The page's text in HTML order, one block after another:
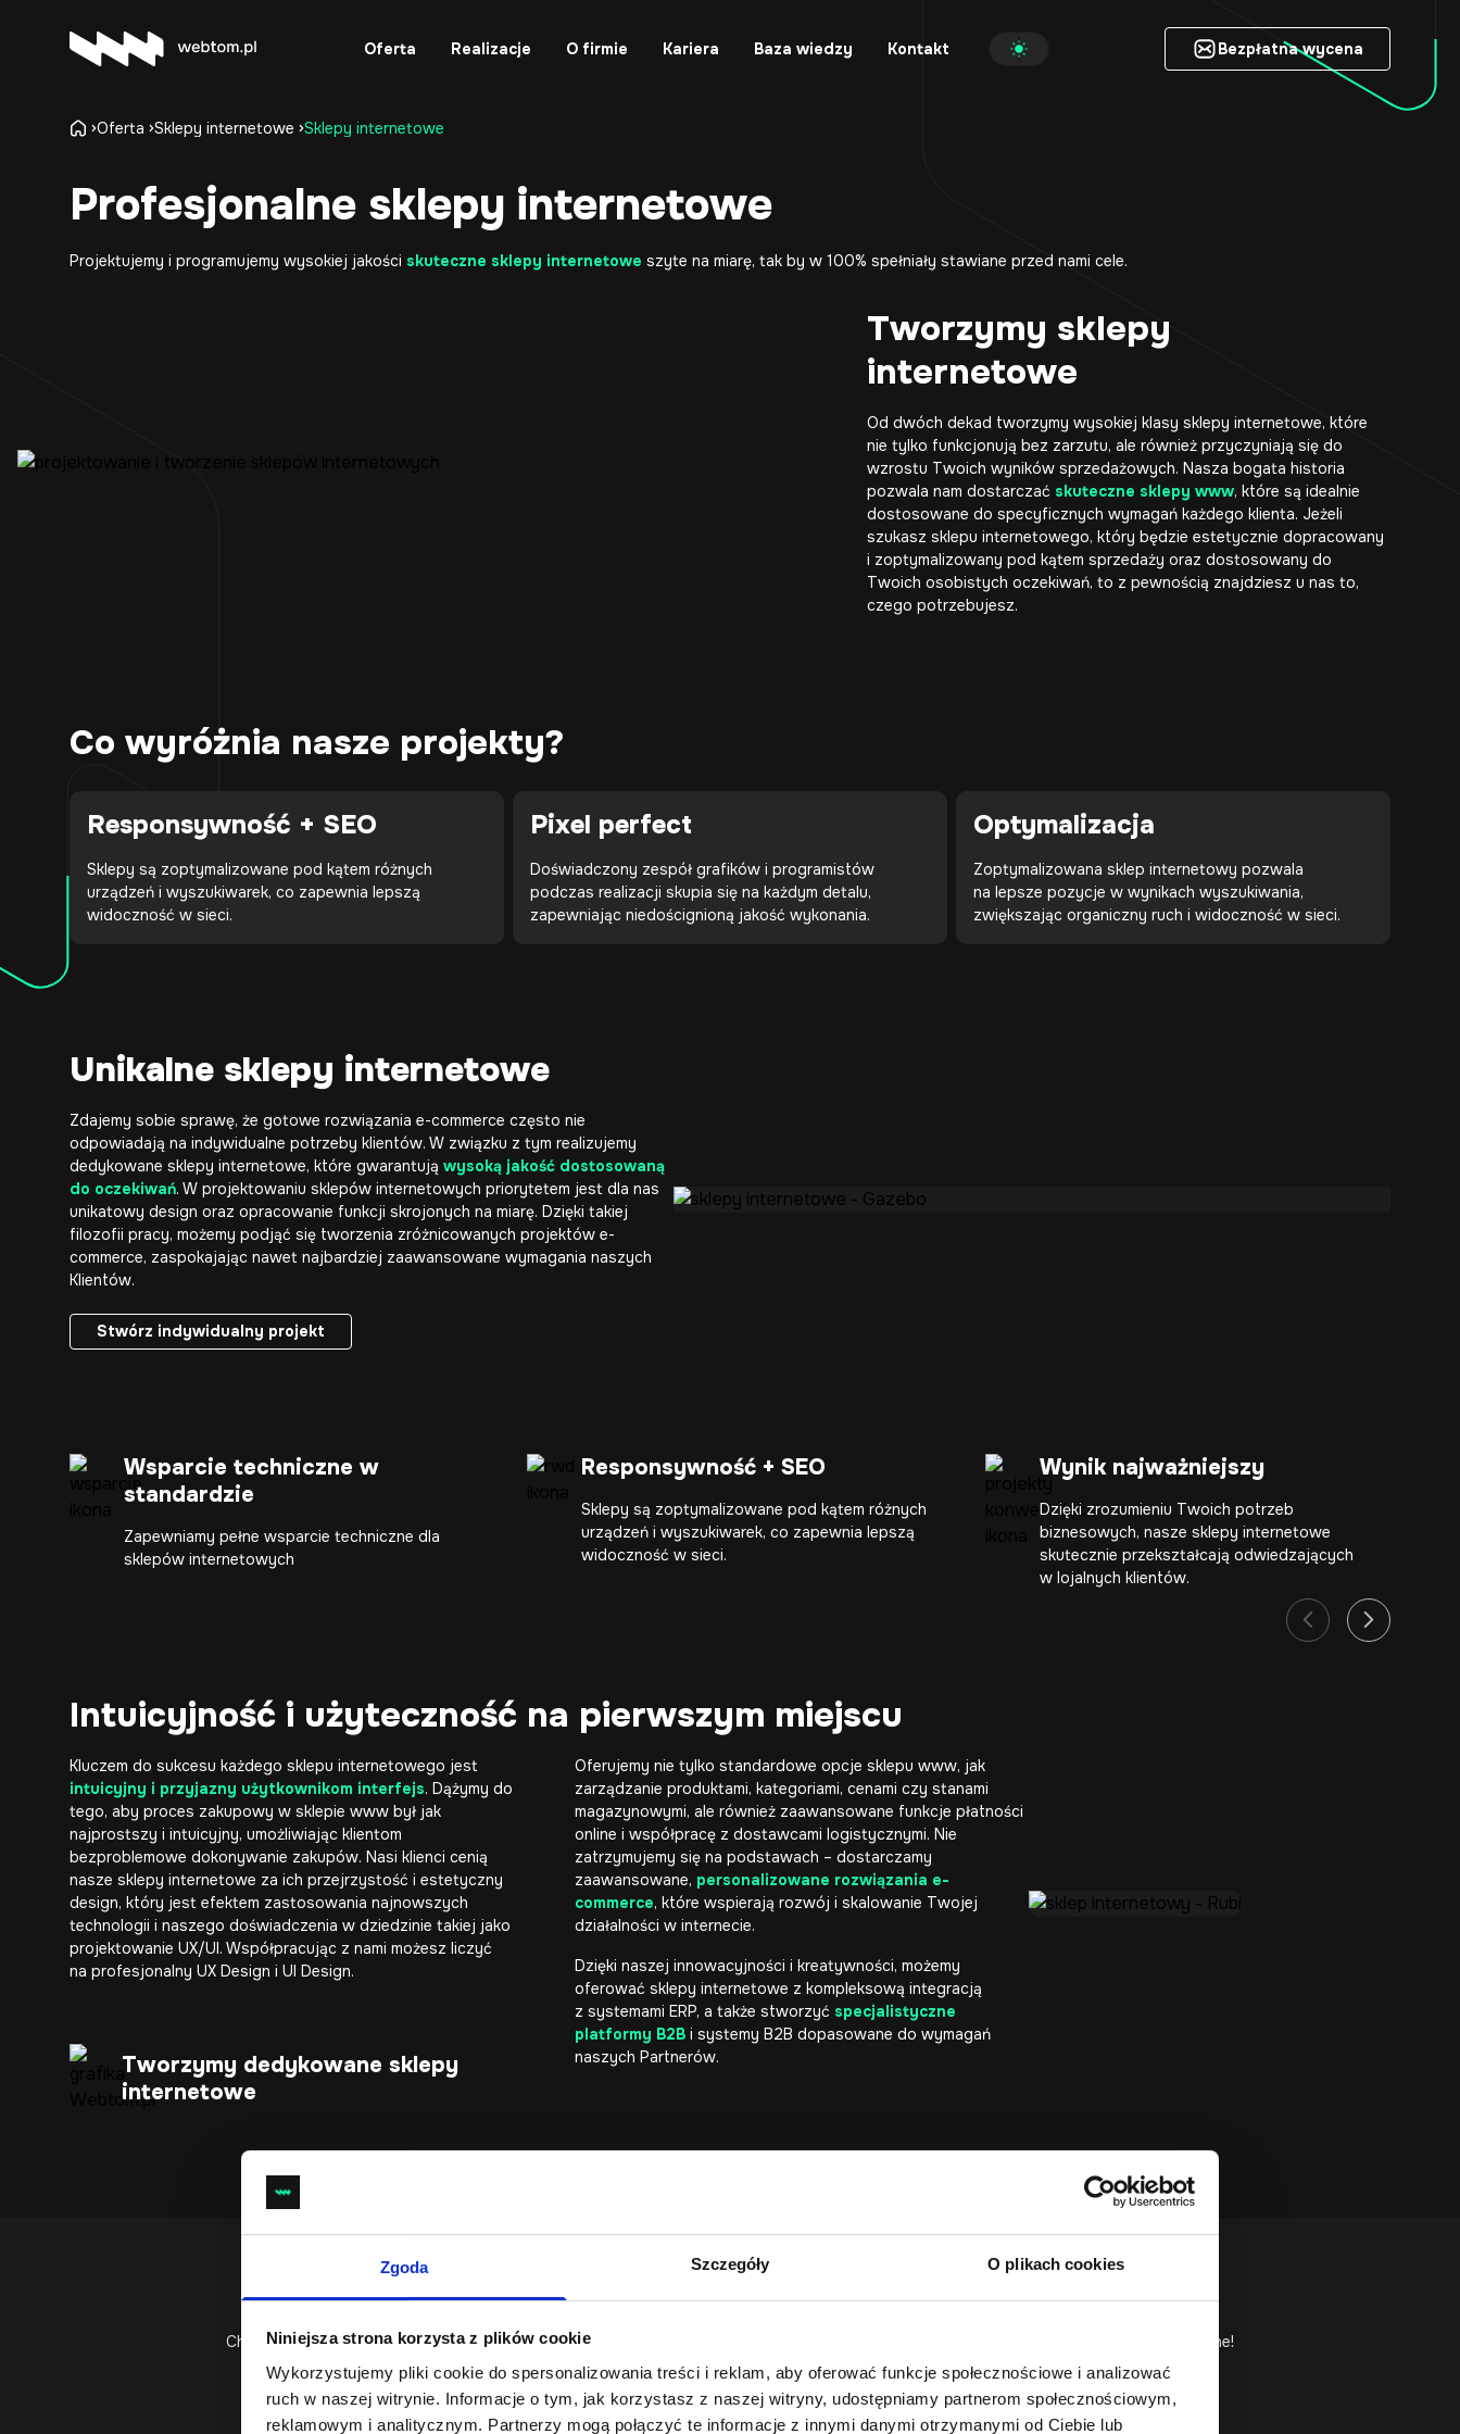
Zgoda Szczegóły O plikach cookies
Niniejsza strona korzysta z plików cookie
Wykorzystujemy pliki cookie do spersonalizowania treści i reklam, aby oferować funkcje społecznościowe i analizować
ruch w naszej witrynie. Informacje o tym, jak korzystasz z naszej witryny, udostępniamy partnerom społecznościowym,
reklamowym i analitycznym. Partnerzy mogą połączyć te informacje z innymi danymi otrzymanymi od Ciebie lub
Oferta Realizacje O firmie Kariera Baza wiedzy Kontakt Bezpłatna wycena
Oferta Sklepy internetowe Sklepy internetowe
Profesjonalne sklepy internetowe
Projektujemy i programujemy wysokiej jakości skuteczne sklepy internetowe szyte na miarę, tak by w 100% spełniały stawiane przed nami cele.
Tworzymy sklepy
internetowe
Od dwóch dekad tworzymy wysokiej klasysklepy internetowe, które
nie tylko funkcjonują bez zarzutu, ale również przyczyniają się do
wzrostu Twoich wyników sprzedażowych. Nasza bogata historia
pozwala nam dostarczać skuteczne sklepy www, które są idealnie
dostosowane do specyficznych wymagań każdego klienta. Jeżeli
szukasz sklepu internetowego, który będzie estetycznie dopracowany
i zoptymalizowany pod kątem sprzedaży oraz dostosowany do
Twoich osobistych oczekiwań, to z pewnością znajdziesz u nas to,
czego potrzebujesz.
Co wyróżnia nasze projekty?
Responsywność + SEO
Sklepy są zoptymalizowane pod kątem różnych
urządzeń i wyszukiwarek, co zapewnia lepszą
widoczność w sieci.
Pixel perfect
Doświadczony zespół grafików i programistów
podczas realizacji skupia się na każdym detalu,
zapewniając niedoścignioną jakość wykonania.
Optymalizacja
Zoptymalizowana sklep internetowy pozwala
na lepsze pozycje w wynikach wyszukiwania,
zwiększając organiczny ruch i widoczność w sieci.
Unikalne sklepy internetowe
Zdajemy sobie sprawę, że gotowe rozwiązania e-commerce często nie
odpowiadają na indywidualne potrzeby klientów. W związku z tym realizujemy
dedykowane sklepy internetowe, które gwarantują wysoką jakość dostosowaną
do oczekiwań. W projektowaniu sklepów internetowych priorytetem jest dla nas
unikatowy design oraz opracowanie funkcji skrojonych na miarę. Dzięki takiej
filozofii pracy, możemy podjąć się tworzenia zróżnicowanych projektów e-
commerce, zaspokajając nawet najbardziej zaawansowane wymagania naszych
Klientów.
Stwórz indywidualny projekt
Wsparcie techniczne w
standardzie
Zapewniamy pełne wsparcie techniczne dla
sklepów internetowych
Responsywność + SEO
Sklepy są zoptymalizowane pod kątem różnych
urządzeń i wyszukiwarek, co zapewnia lepszą
widoczność w sieci.
Wynik najważniejszy
Dzięki zrozumieniu Twoich potrzeb
biznesowych, nasze sklepy internetowe
skutecznie przekształcają odwiedzających
w lojalnych klientów.
Intuicyjność i użyteczność na pierwszym miejscu
Kluczem do sukcesu każdego sklepu internetowego jest
intuicyjny i przyjazny użytkownikom interfejs. Dążymy do
tego, aby proces zakupowy w sklepie www był jak
najprostszy i intuicyjny, umożliwiając klientom
bezproblemowe dokonywanie zakupów. Nasi klienci cenią
nasze sklepy internetowe za ich przejrzystość i estetyczny
design, który jest efektem zastosowania najnowszych
technologii i naszego doświadczenia w dziedzinie takiej jako
projektowanie UX/UI. Współpracując z nami możesz liczyć
na profesjonalny UX Design i UI Design.
Tworzymy dedykowane sklepy
internetowe
Oferujemy nie tylko standardowe opcje sklepu www, jak
zarządzanie produktami, kategoriami, cenami czy stanami
magazynowymi, ale również zaawansowane funkcje płatności
online i współpracę z dostawcami logistycznymi. Nie
zatrzymujemy się na podstawach – dostarczamy
zaawansowane, personalizowane rozwiązania e-
commerce, które wspierają rozwój i skalowanie Twojej
działalności w internecie.
Dzięki naszej innowacyjności i kreatywności, możemy
oferować sklepy internetowe z kompleksowąintegracją
z systemami ERP, a także stworzyć specjalistyczne
platformy B2B isystemy B2B dopasowane do wymagań
naszych Partnerów.
Masz pomysł? Daj nam znać!
Chcesz poznać optymalne rozwiązania związane z realizacją Twojego projektu? Umów się na online!
Zarezerwuj termin już teraz!